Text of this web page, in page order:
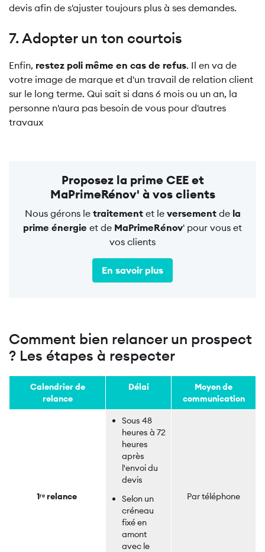
devis afin de s'ajuster toujours plus à ses demandes.
7. Adopter un ton courtois
Enfin, restez poli même en cas de refus. Il en va de
votre image de marque et d'un travail de relation client
sur le long terme. Qui sait si dans 6 mois ou un an, la
personne n'aura pas besoin de vous pour d'autres
travaux
Proposez la prime CEE et
MaPrimeRénov' à vos clients
Nous gérons le traitement et le versement de la
prime énergie et de MaPrimeRénov' pour vous et
vos clients
En savoir plus
Comment bien relancer un prospect
? Les étapes à respecter
Calendrier de
relance
Délai
Moyen de
communication
1ʳᵉ relance
Sous 48
heures à 72
heures
après
l'envoi du
devis
Selon un
créneau
fixé en
amont
avec le
Par téléphone